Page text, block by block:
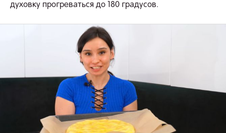
духовку прогреваться до 180 градусов.